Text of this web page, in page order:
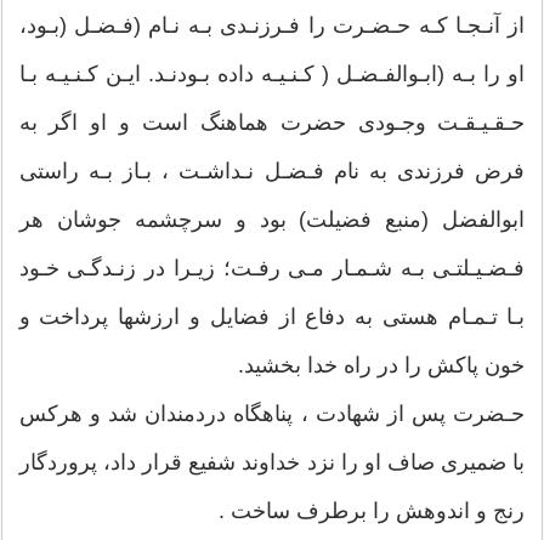
از آنـجـا كـه حـضـرت را فـرزنـدى بـه نـام (فـضـل (بـود،
او را بـه (ابـوالفـضـل ( كـنـیـه داده بـودنـد. ایـن كـنـیـه بـا
حـقـیـقـت وجـودى حضرت هماهنگ است و او اگر به
فرض فرزندى به نام فـضـل نـداشـت ، بـاز بـه راستى
ابوالفضل (منبع فضیلت) بود و سرچشمه جوشان هر
فـضـیـلتـى بـه شـمـار مـى رفـت؛ زیـرا در زنـدگـى خـود
بـا تـمـام هستى به دفاع از فضایل و ارزشها پرداخت و
خون پاكش را در راه خدا بخشید.
حـضرت پس از شهادت ، پناهگاه دردمندان شد و هركس
با ضمیرى صاف او را نزد خداوند شفیع قرار داد، پروردگار
رنج و اندوهش را برطرف ساخت .